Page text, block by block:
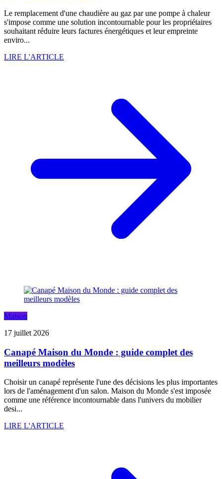
Le remplacement d'une chaudière au gaz par une pompe à chaleur
s'impose comme une solution incontournable pour les propriétaires
souhaitant réduire leurs factures énergétiques et leur empreinte
enviro...
LIRE L'ARTICLE
Maison
17 juillet 2026
Canapé Maison du Monde : guide complet des
meilleurs modèles
Choisir un canapé représente l'une des décisions les plus importantes
lors de l'aménagement d'un salon. Maison du Monde s'est imposée
comme une référence incontournable dans l'univers du mobilier
desi...
LIRE L'ARTICLE